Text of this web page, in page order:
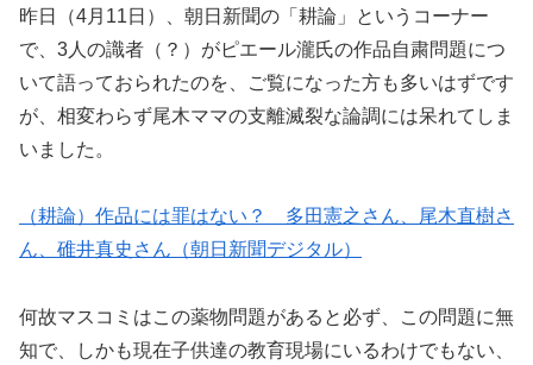
昨日（4月11日）、朝日新聞の「耕論」というコーナー
で、3人の識者（？）がピエール瀧氏の作品自粛問題につ
いて語っておられたのを、ご覧になった方も多いはずです
が、相変わらず尾木ママの支離滅裂な論調には呆れてしま
いました。
（耕論）作品には罪はない？ 多田憲之さん、尾木直樹さ
ん、碓井真史さん（朝日新聞デジタル）
何故マスコミはこの薬物問題があると必ず、この問題に無
知で、しかも現在子供達の教育現場にいるわけでもない、